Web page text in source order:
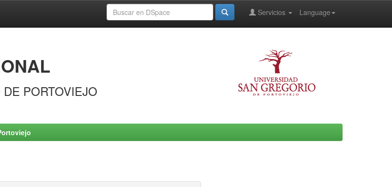
Language
Servicios
PORTOVIEJO